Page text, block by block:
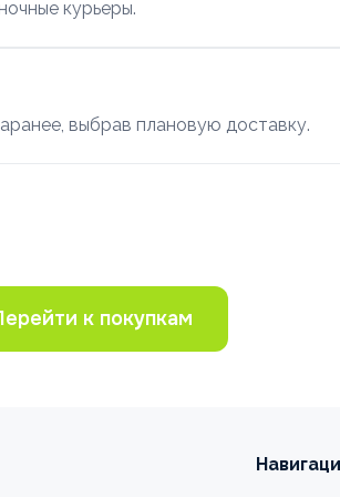
курьеры.
выбрав плановую доставку.
к покупкам